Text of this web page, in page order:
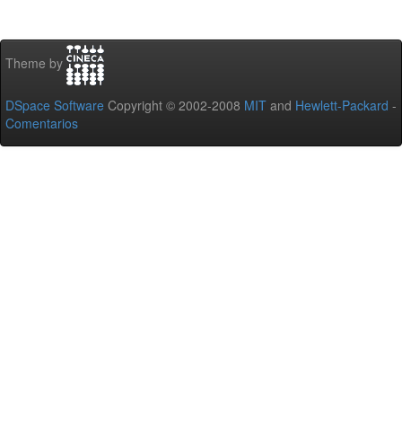
Theme by
DSpace Software Copyright © 2002-2008 MIT and Hewlett-Packard -
Comentarios